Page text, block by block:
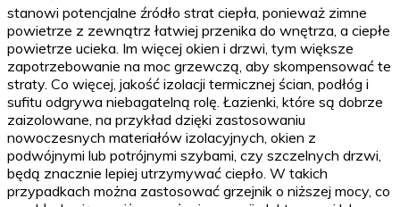
stanowi potencjalne źródło strat ciepła, ponieważ zimne
powietrze z zewnątrz łatwiej przenika do wnętrza, a ciepłe
powietrze ucieka. Im więcej okien i drzwi, tym większe
zapotrzebowanie na moc grzewczą, aby skompensować te
straty. Co więcej, jakość izolacji termicznej ścian, podłóg i
sufitu odgrywa niebagatelną rolę. Łazienki, które są dobrze
zaizolowane, na przykład dzięki zastosowaniu
nowoczesnych materiałów izolacyjnych, okien z
podwójnymi lub potrójnymi szybami, czy szczelnych drzwi,
będą znacznie lepiej utrzymywać ciepło. W takich
przypadkach można zastosować grzejnik o niższej mocy, co